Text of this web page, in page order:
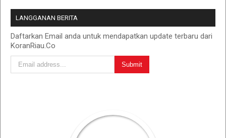
LANGGANAN BERITA
Daftarkan Email anda untuk mendapatkan update terbaru dari
KoranRiau.Co